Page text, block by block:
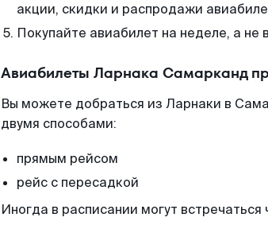
акции, скидки и распродажи
Покупайте авиабилет на неделе, а не
Авиабилеты Ларнака Самарканд
Вы можете добраться из Ларнаки в
двумя способами:
прямым рейсом
рейс с пересадкой
Иногда в расписании могут